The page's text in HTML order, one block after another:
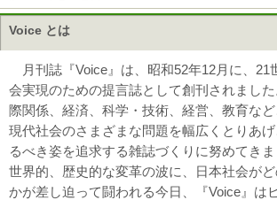
Voice とは
月刊誌『Voice』は、昭和52年12月に、21
会実現のための提言誌として創刊されまし
際関係、経済、科学・技術、経営、教育な
現代社会のさまざまな問題を幅広くとりあ
るべき姿を追求する雑誌づくりに努めてき
世界的、歴史的な変革の波に、日本社会が
かが差し迫って闘われる今日、『Voice』は